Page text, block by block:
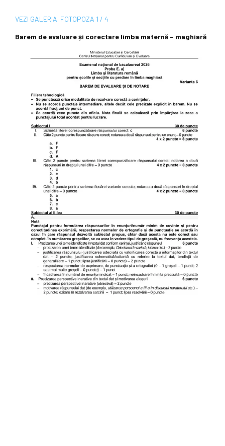
VEZI GALERIA FOTOPOZA 1 / 4
Barem de evaluare și corectare limba maternă – maghiară